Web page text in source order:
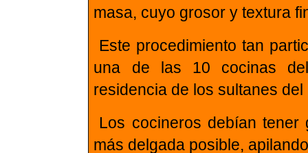
masa, cuyo grosor y textura
Este procedimiento tan
una de las 10 cocinas
residencia de los sultanes
Los cocineros debían
más delgada posible,